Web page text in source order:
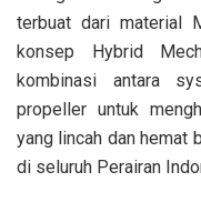
terbuat dari material
konsep Hybrid
kombinasi antara
propeller untuk
yang lincah dan hemat
di seluruh Perairan